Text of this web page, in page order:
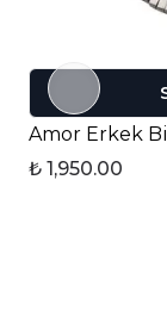
Amor Erkek
₺ 1,950.00